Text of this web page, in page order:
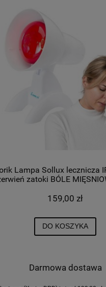
Lampa Sollux lecznicza
zatoki BÓLE
159,00 zł
DO KOSZYKA
Darmowa dostawa